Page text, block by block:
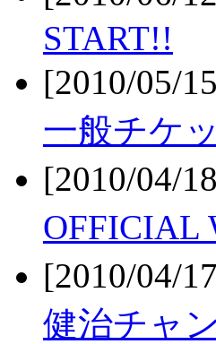
START!!
[2010/05/
一般チケ
[2010/04/
OFFICIAL
[2010/04/
健治チャ